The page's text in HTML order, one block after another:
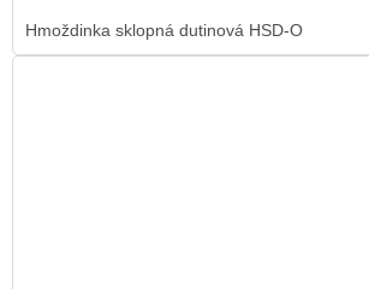
Hmoždinka sklopná dutinová HSD-O